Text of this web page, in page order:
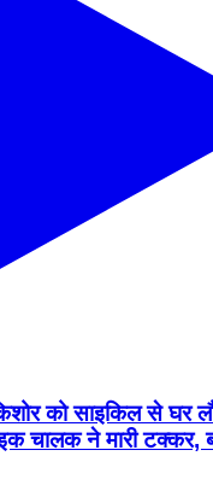
को साइकिल से घर
चालक ने मारी